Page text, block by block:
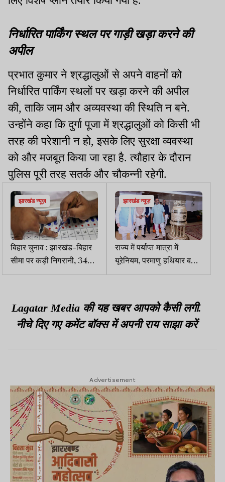
निर्धारित पार्किंग स्थल पर गाड़ी खड़ा करने की
अपील
प्रभात कुमार ने श्रद्धालुओं से अपने वाहनों को
निर्धारित पार्किंग स्थलों पर खड़ा करने की अपील
की, ताकि जाम और अव्यवस्था की स्थिति न बने.
उन्होंने कहा कि दुर्गा पूजा में श्रद्धालुओं को किसी भी
तरह की परेशानी न हो, इसके लिए सुरक्षा व्यवस्था
को और मजबूत किया जा रहा है. त्यौहार के दौरान
पुलिस पूरी तरह सतर्क और चौकन्नी रहेगी.
झारखंड न्यूज़
बिहार चुनाव : झारखंड-बिहार
सीमा पर कड़ी निगरानी, 34
चेकपोस्ट स्थापित
झारखंड न्यूज़
राज्य में पर्याप्त मात्रा में
यूरेनियम, परमाणु हथियार बनाने
में झारखंड दे सकता है खास
Lagatar Media की यह खबर आपको कैसी लगी.
नीचे दिए गए कमेंट बॉक्स में अपनी राय साझा करें
Advertisement